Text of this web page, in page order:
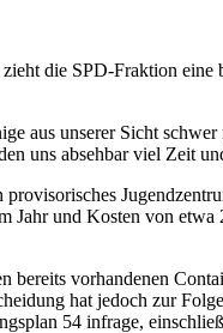
die SPD-Fraktion
aus unserer Sicht
uns absehbar viel Zeit
Jahr und Kosten von
bereits vorhandenen
hat jedoch zur
54 infrage,